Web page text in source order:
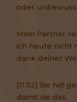
oder
Mein Partner
ich heute nicht
dank deiner
[11:52] Sie hat
damit sie das.